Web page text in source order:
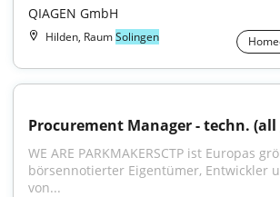
QIAGEN GmbH
Hilden, RaumSolingen
Procurement Manager - techn. (all
WE ARE PARKMAKERSCTP ist Europas
börsennotierter Eigentümer, Entwickler
von...